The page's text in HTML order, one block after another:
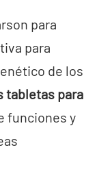
para
para
de los
tabletas para
funciones y